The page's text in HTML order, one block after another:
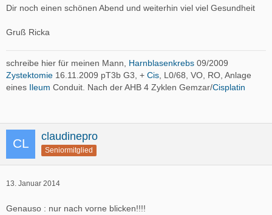
Dir noch einen schönen Abend und weiterhin viel viel Gesundheit
Gruß Ricka
schreibe hier für meinen Mann, Harnblasenkrebs 09/2009
Zystektomie 16.11.2009 pT3b G3, + Cis , L0/68, VO, RO, Anlage
eines Ileum Conduit. Nach der AHB 4 Zyklen Gemzar/Cisplatin
claudinepro
Seniormitglied
13. Januar 2014
Genauso : nur nach vorne blicken!!!!